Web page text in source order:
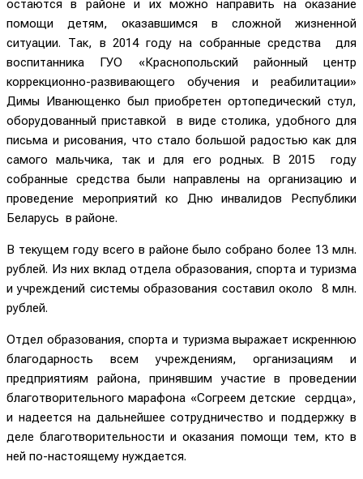
остаются в районе и их можно направить на оказание
помощи детям, оказавшимся в сложной жизненной
ситуации. Так, в 2014 году на собранные средства для
воспитанника ГУО «Краснопольский районный центр
коррекционно-развивающего обучения и реабилитации»
Димы Иванющенко был приобретен ортопедический стул,
оборудованный приставкой в виде столика, удобного для
письма и рисования, что стало большой радостью как для
самого мальчика, так и для его родных. В 2015 году
собранные средства были направлены на организацию и
проведение мероприятий ко Дню инвалидов Республики
Беларусь в районе.
В текущем году всего в районе было собрано более 13 млн.
рублей. Из них вклад отдела образования, спорта и туризма
и учреждений системы образования составил около 8 млн.
рублей.
Отдел образования, спорта и туризма выражает искреннюю
благодарность всем учреждениям, организациям и
предприятиям района, принявшим участие в проведении
благотворительного марафона «Согреем детские сердца»,
и надеется на дальнейшее сотрудничество и поддержку в
деле благотворительности и оказания помощи тем, кто в
ней по-настоящему нуждается.